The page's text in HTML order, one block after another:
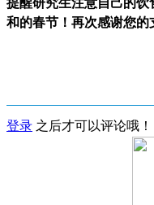
和的春节！再次感谢您的
学院研究
登录 之后才可以评论哦！